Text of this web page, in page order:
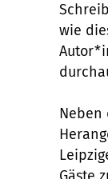
wie
Neben